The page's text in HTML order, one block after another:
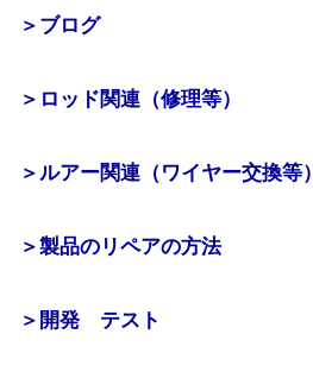
＞ブログ
＞ロッド関連（修理等）
＞ルアー関連（ワイヤー交換等）
＞製品のリペアの方法
＞開発 テスト